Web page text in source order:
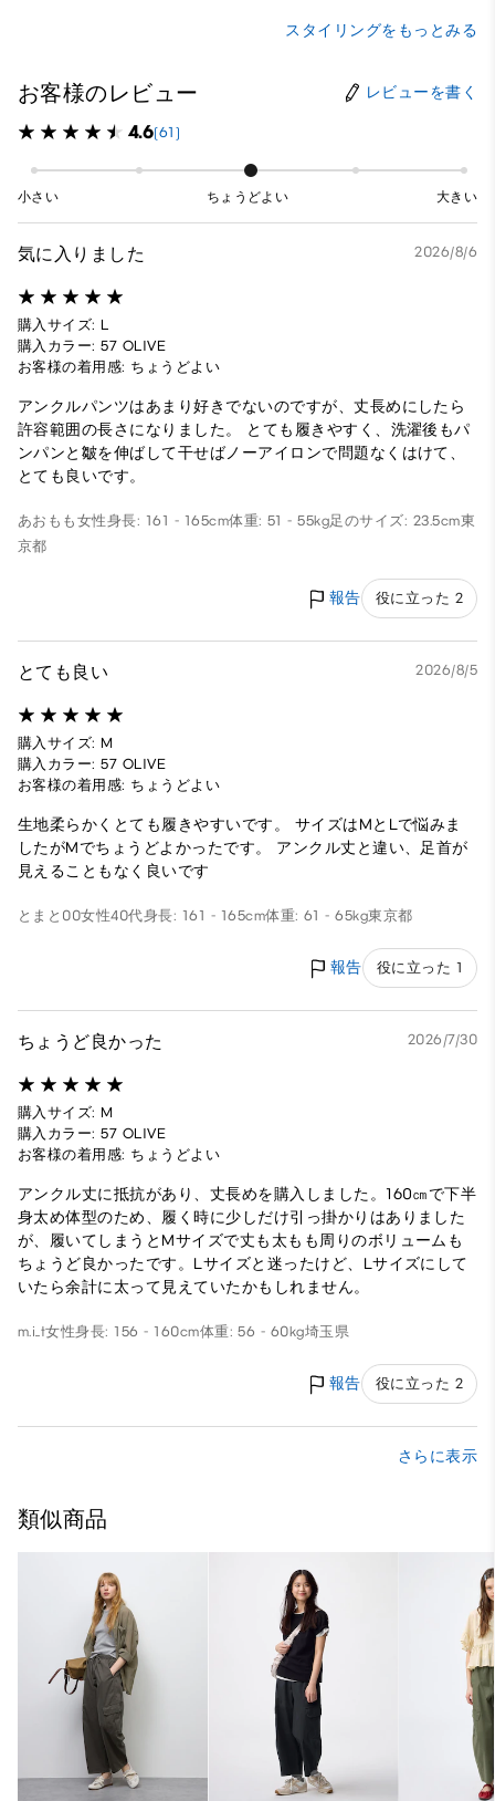
スタイリングをもっとみる
お客様のレビュー レビューを書く
4.6(61)
小さい ちょうどよい 大きい
気に入りました 2026/8/6
購入サイズ: L
購入カラー: 57 OLIVE
お客様の着用感: ちょうどよい
アンクルパンツはあまり好きでないのですが、丈長めにしたら
許容範囲の長さになりました。 とても履きやすく、洗濯後もパ
ンパンと皺を伸ばして干せばノーアイロンで問題なくはけて、
とても良いです。
あおもも 女性身長: 161 - 165cm体重: 51 - 55kg足のサイズ: 23.5cm東
京都
報告 役に立った 2
とても良い 2026/8/5
購入サイズ: M
購入カラー: 57 OLIVE
お客様の着用感: ちょうどよい
生地柔らかくとても履きやすいです。 サイズはMとLで悩みま
したがMでちょうどよかったです。 アンクル丈と違い、足首が
見えることもなく良いです
とまと00女性40代身長: 161 - 165cm体重: 61 - 65kg東京都
報告 役に立った 1
ちょうど良かった 2026/7/30
購入サイズ: M
購入カラー: 57 OLIVE
お客様の着用感: ちょうどよい
アンクル丈に抵抗があり、丈長めを購入しました。160㎝で下半
身太め体型のため、履く時に少しだけ引っ掛かりはありました
が、履いてしまうとMサイズで丈も太もも周りのボリュームも
ちょうど良かったです。Lサイズと迷ったけど、Lサイズにして
いたら余計に太って見えていたかもしれません。
m.i_t女性身長: 156 - 160cm体重: 56 - 60kg埼玉県
報告 役に立った 2
さらに表示
類似商品